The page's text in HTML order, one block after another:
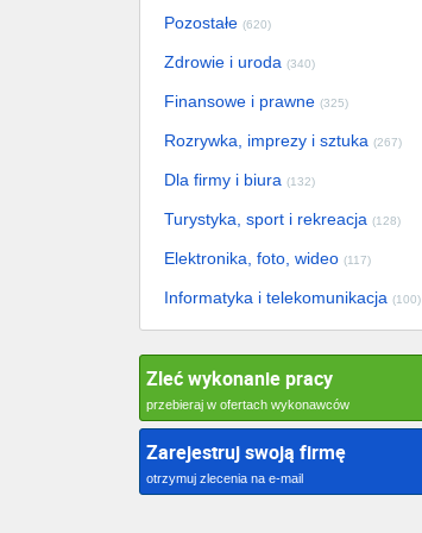
Pozostałe (620)
Zdrowie i uroda (340)
Finansowe i prawne (325)
Rozrywka, imprezy i sztuka (267)
Dla firmy i biura (132)
Turystyka, sport i rekreacja (128)
Elektronika, foto, wideo (117)
Informatyka i telekomunikacja (100)
Zleć wykonanie pracy
przebieraj w ofertach wykonawców
Zarejestruj swoją firmę
otrzymuj zlecenia na e-mail